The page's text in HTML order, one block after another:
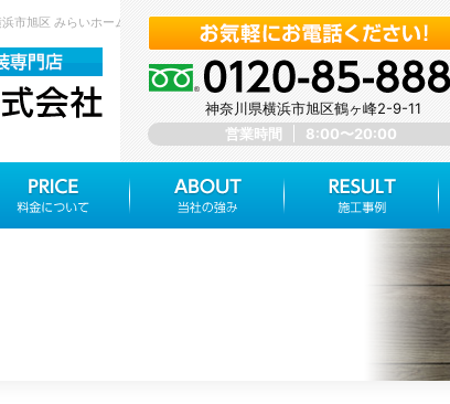
市旭区 みらいホーム株式会社
神奈川県横浜市旭区鶴ヶ峰2-9-11
営業時間
8:00〜20:00